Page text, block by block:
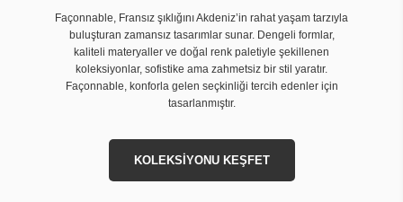
Façonnable, Fransız şıklığını Akdeniz’in rahat yaşam tarzıyla
buluşturan zamansız tasarımlar sunar. Dengeli formlar,
kaliteli materyaller ve doğal renk paletiyle şekillenen
koleksiyonlar, sofistike ama zahmetsiz bir stil yaratır.
Façonnable, konforla gelen seçkinliği tercih edenler için
tasarlanmıştır.
KOLEKSİYONU KEŞFET